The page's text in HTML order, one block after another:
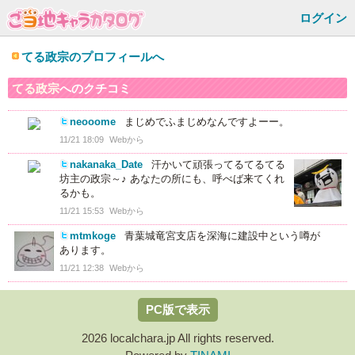
ログイン
てる政宗のプロフィールへ
てる政宗へのクチコミ
neooome まじめでふまじめなんですよーー。
11/21 18:09 Webから
nakanaka_Date
汗かいて頑張ってるてるてる
坊主の政宗～♪ あなたの所にも、呼べば来てくれ
るかも。
11/21 15:53 Webから
mtmkoge
青葉城竜宮支店を深海に建設中という噂が
あります。
11/21 12:38 Webから
PC版で表示
2026 localchara.jp All rights reserved.